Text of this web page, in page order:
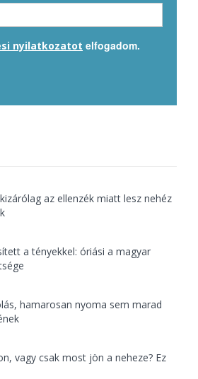
nyilatkozatot elfogadom.
az ellenzék miatt lesz nehéz
a tényekkel: óriási a magyar
hamarosan nyoma sem marad
vagy csak most jön a neheze? Ez